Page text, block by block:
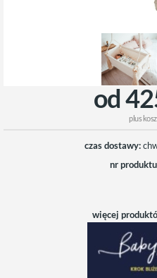
od
plus
czas dostawy:
nr
więcej